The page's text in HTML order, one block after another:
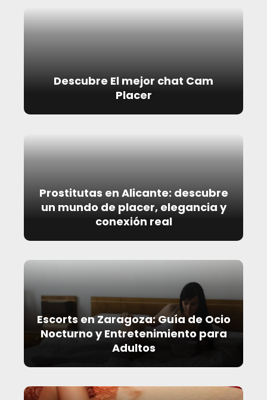
Descubre El mejor chat Cam
Placer
Prostitutas en Alicante: descubre
un mundo de placer, elegancia y
conexión real
Escorts en Zaragoza: Guía de Ocio
Nocturno y Entretenimiento para
Adultos